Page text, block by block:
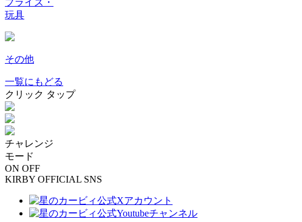
玩具
その他
一覧にもどる
クリック タップ
チャレンジ
モード
ON OFF
KIRBY OFFICIAL SNS